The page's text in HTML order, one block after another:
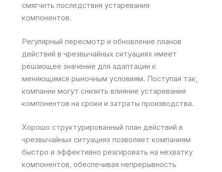
смягчить последствия устаревания
компонентов.
Регулярный пересмотр и обновление планов
действий в чрезвычайных ситуациях имеет
решающее значение для адаптации к
меняющимся рыночным условиям. Поступая так,
компании могут снизить влияние устаревания
компонентов на сроки и затраты производства.
Хорошо структурированный план действий в
чрезвычайных ситуациях позволяет компаниям
быстро и эффективно реагировать на нехватку
компонентов, обеспечивая непрерывность